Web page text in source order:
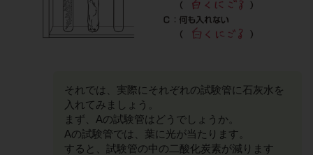
それでは、実際にそれぞれの試験管に石灰水を
入れてみましょう。
まず、Aの試験管はどうでしょうか。
Aの試験管では、葉に光が当たります。
すると、試験管の中の二酸化炭素が減ります